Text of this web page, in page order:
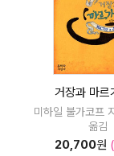
거장과 마르
미하일 불가코프
옮김
20,700원